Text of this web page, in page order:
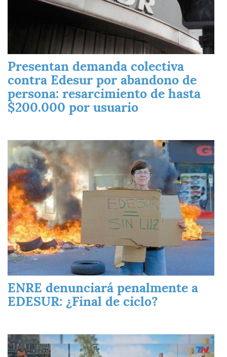
Presentan demanda colectiva
contra Edesur por abandono de
persona: resarcimiento de hasta
$200.000 por usuario
Imagen
ENRE denunciará penalmente a
EDESUR: ¿Final de ciclo?
Imagen